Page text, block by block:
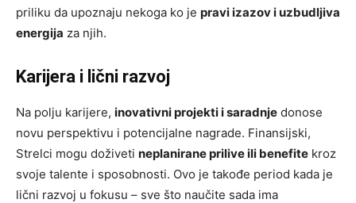
priliku da upoznaju nekoga ko je pravi izazov i uzbudljiva
energija za njih.
Karijera i lični razvoj
Na polju karijere, inovativni projekti i saradnje donose
novu perspektivu i potencijalne nagrade. Finansiјski,
Strelci mogu doživeti neplanirane prilive ili benefite kroz
svoje talente i sposobnosti. Ovo je takođe period kada je
lični razvoj u fokusu – sve što naučite sada ima